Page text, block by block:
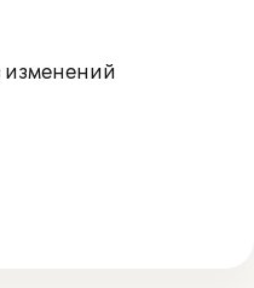
изменений